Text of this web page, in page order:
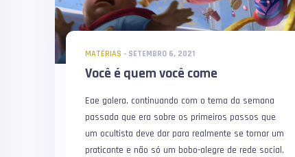
MATÉRIAS - SETEMBRO 6, 2021
Você é quem você come
Eae galera, continuando com o tema da semana
passada que era sobre os primeiros passos que
um ocultista deve dar para realmente se tornar um
praticante e não só um bobo-alegre de rede social,